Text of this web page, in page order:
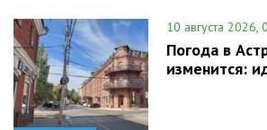
10 августа 2026,
Погода в
изменится: